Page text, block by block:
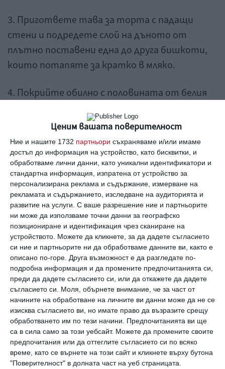
Ценим вашата поверителност
Ние и нашите 1732 партньори съхраняваме и/или имаме
достъп до информация на устройство, като бисквитки, и
обработваме лични данни, като уникални идентификатори и
стандартна информация, изпратена от устройство за
персонализирана реклама и съдържание, измерване на
рекламата и съдържанието, изследване на аудиторията и
развитие на услуги. С ваше разрешение ние и партньорите
ни може да използваме точни данни за географско
позициониране и идентификация чрез сканиране на
устройството. Можете да кликнете, за да дадете съгласието
си ние и партньорите ни да обработваме данните ви, както е
описано по-горе. Друга възможност е да разгледате по-
подробна информация и да промените предпочитанията си,
преди да дадете съгласието си, или да откажете да дадете
съгласието си.
Моля, обърнете внимание, че за част от
начините на обработване на личните ви данни може да не се
изисква съгласието ви, но имате право да възразите срещу
обработването им по тези начини. Предпочитанията ви ще
са в сила само за този уебсайт. Можете да промените своите
предпочитания или да оттеглите съгласието си по всяко
време, като се върнете на този сайт и кликнете върху бутона
"Поверителност" в долната част на уеб страницата.
3. Пригответе тава за торта с падащи
стени и подредете слой на дъното от
плътно поставени една до друга бишкоти,
които потапяте за кратко в мляко.
4. Покрийте обилно с половината от белия
5. Подредете сухи бишкоти, изправени
покрай стените, така че да образуват борд
и допълнете с останалия бял крем, като
оставите съвсем малко за декорация.
6. Върху крема поставете отново пласт
натопени в мляко бишкоти, а над тях
разпределете крема с ягоди.
7. Най-отгоре покрийте с нарязани на
слайсове ягоди и декорирайте с останалия
бял крем. Пъхнете в хладилник поне за час.
рецептаягодово тирамису готвим заеднодецародители
Още отСвободно време